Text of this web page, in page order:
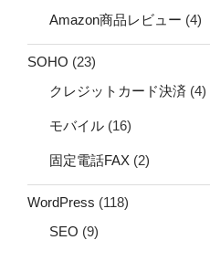
Amazon商品レビュー (4)
SOHO (23)
クレジットカード決済 (4)
モバイル (16)
固定電話FAX (2)
WordPress (118)
SEO (9)